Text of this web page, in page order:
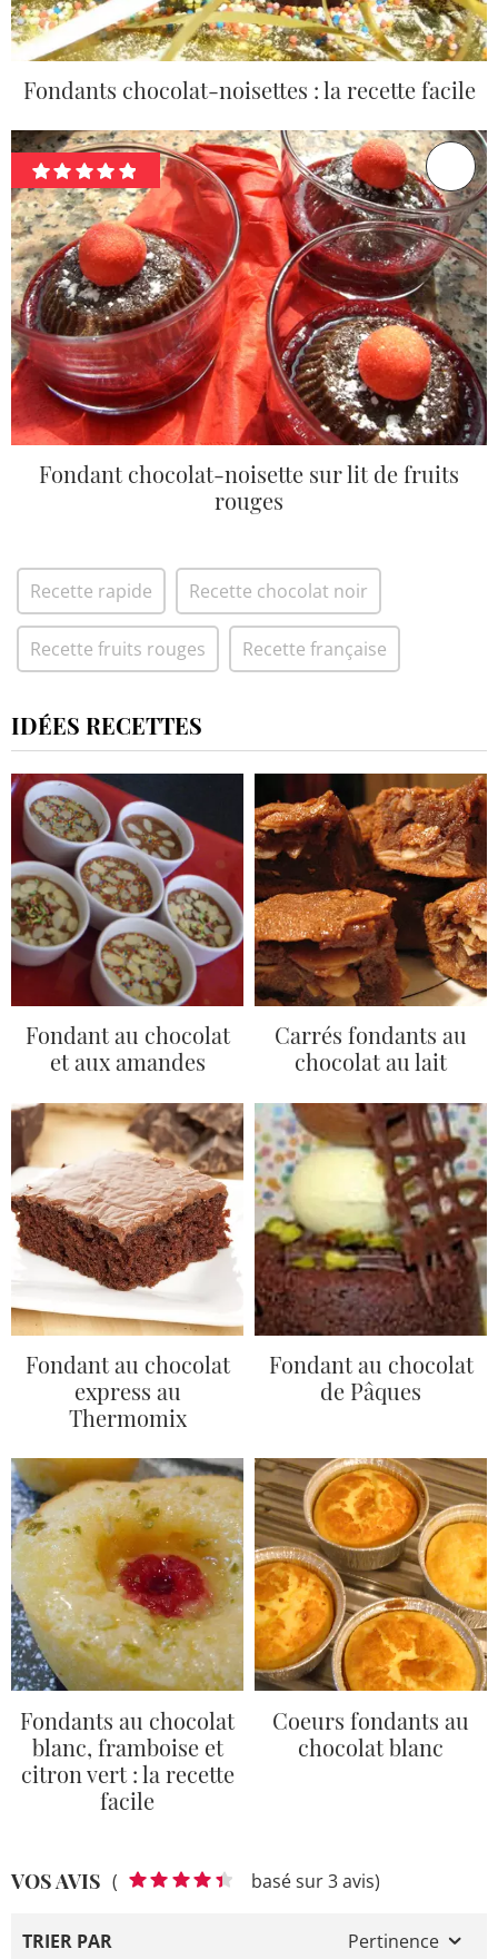
Fondants chocolat-noisettes : la recette facile
Fondant chocolat-noisette sur lit de fruits
rouges
Recette rapide Recette chocolat noir
Recette fruits rouges Recette française
IDÉES RECETTES
Fondant au chocolat
et aux amandes
Carrés fondants au
chocolat au lait
Fondant au chocolat
express au
Thermomix
Fondant au chocolat
de Pâques
Fondants au chocolat
blanc, framboise et
citron vert : la recette
facile
Coeurs fondants au
chocolat blanc
VOS AVIS ( basé sur 3 avis)
TRIER PAR Pertinence